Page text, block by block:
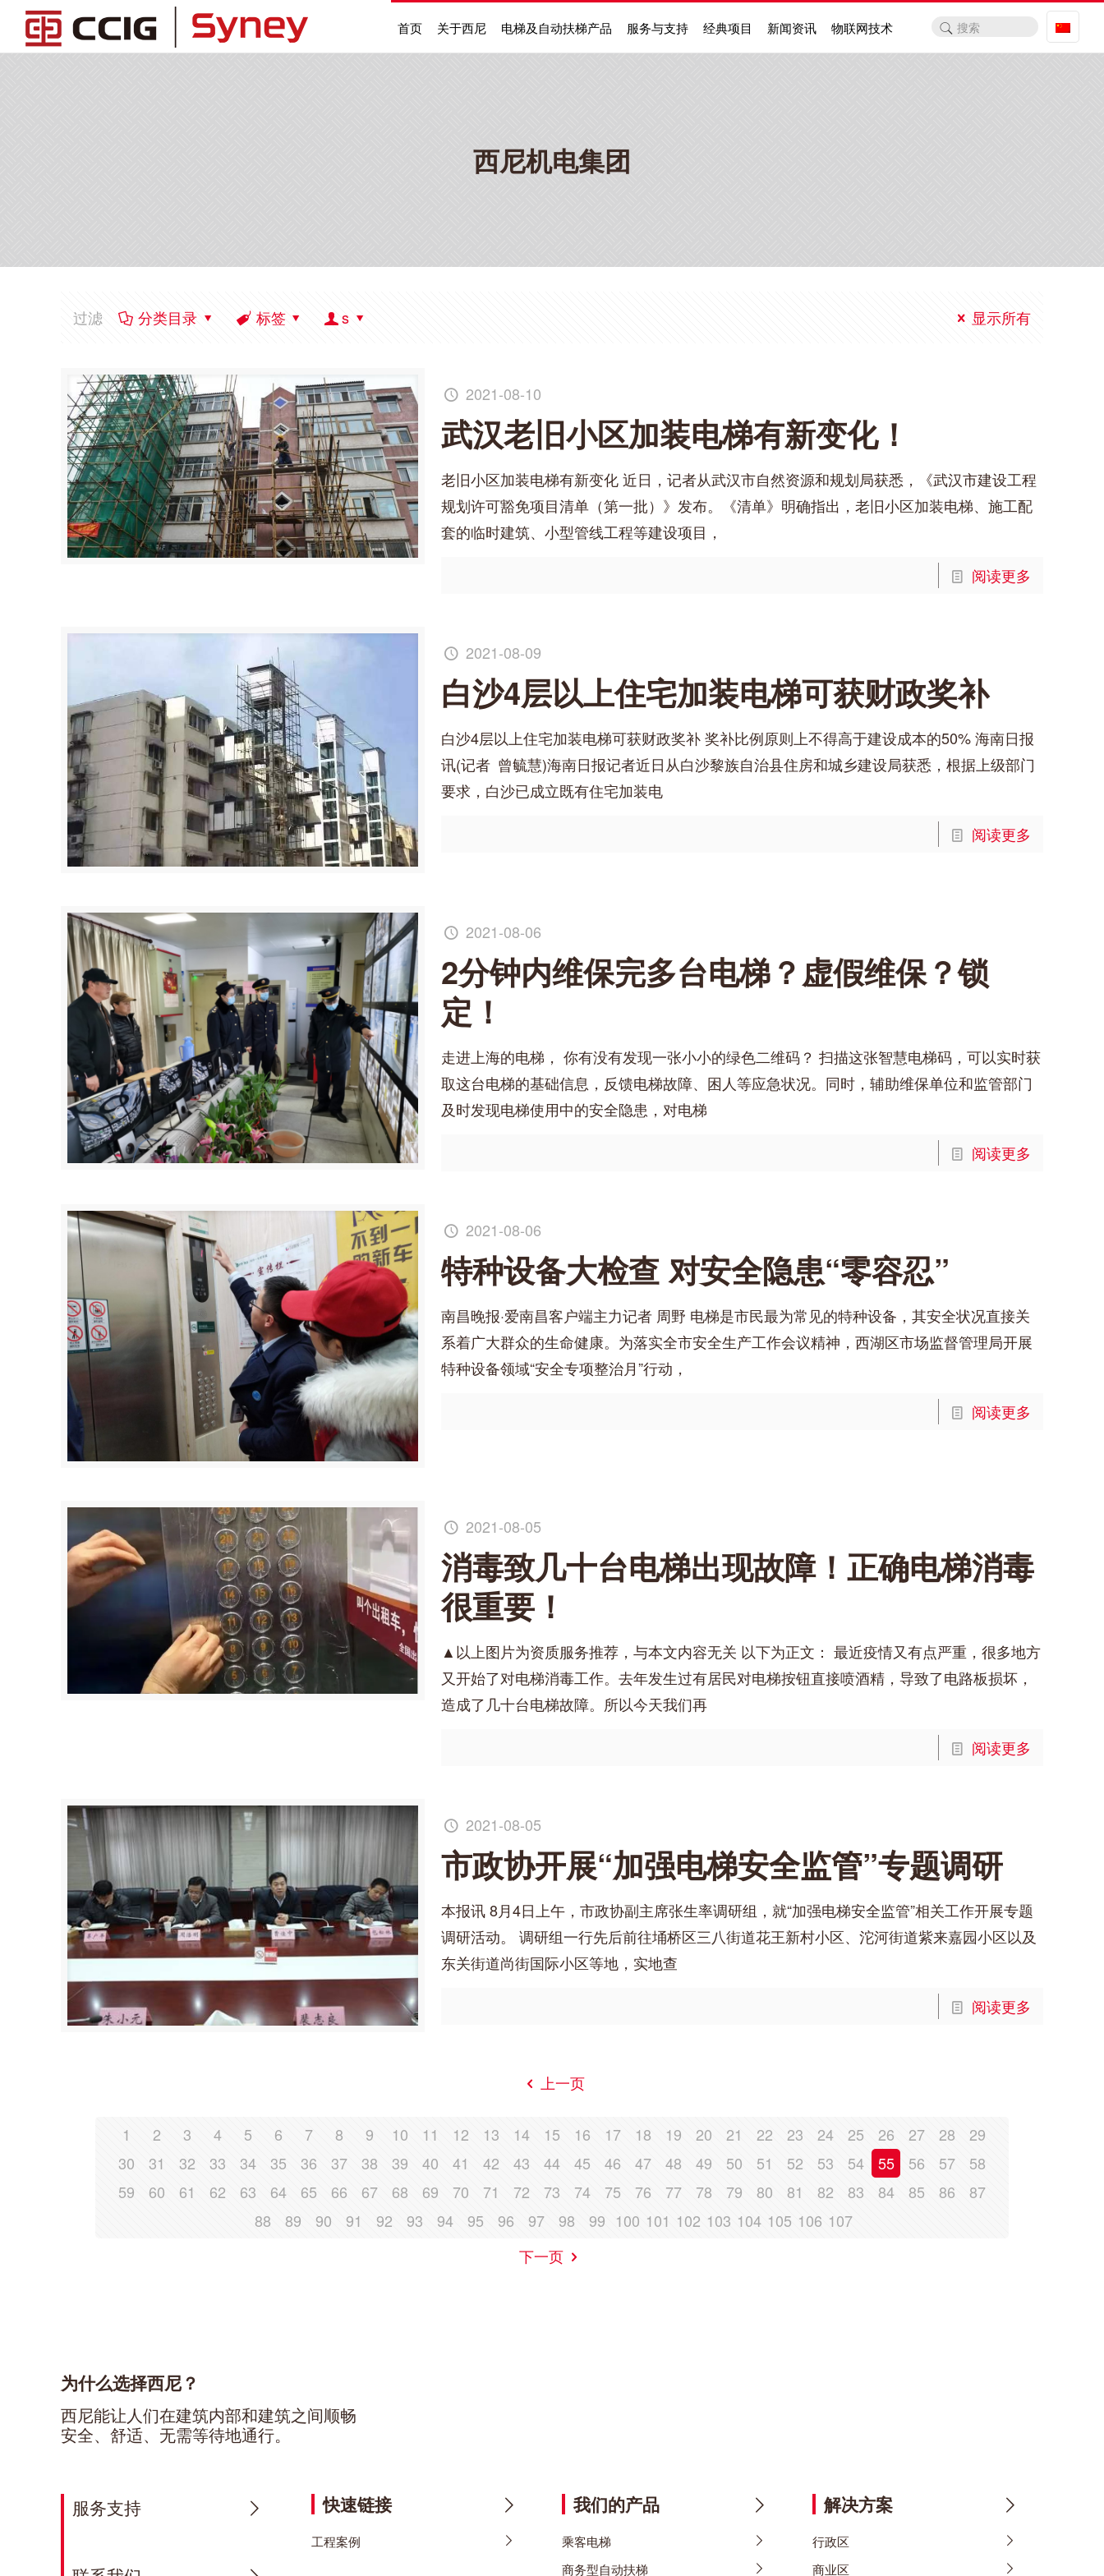
首页 关于西尼 电梯及自动扶梯产品 服务与支持 经典项目 新闻资讯 物联网技术
西尼机电集团
过滤 分类目录 标签 s 显示所有
2021-08-10
武汉老旧小区加装电梯有新变化！
老旧小区加装电梯有新变化 近日，记者从武汉市自然资源和规划局获悉，《武汉市建设工程
规划许可豁免项目清单（第一批）》发布。《清单》明确指出，老旧小区加装电梯、施工配
套的临时建筑、小型管线工程等建设项目，
阅读更多
2021-08-09
白沙4层以上住宅加装电梯可获财政奖补
白沙4层以上住宅加装电梯可获财政奖补 奖补比例原则上不得高于建设成本的50% 海南日报
讯(记者 曾毓慧)海南日报记者近日从白沙黎族自治县住房和城乡建设局获悉，根据上级部门
要求，白沙已成立既有住宅加装电
阅读更多
2021-08-06
2分钟内维保完多台电梯？虚假维保？锁
定！
走进上海的电梯， 你有没有发现一张小小的绿色二维码？ 扫描这张智慧电梯码，可以实时获
取这台电梯的基础信息，反馈电梯故障、困人等应急状况。同时，辅助维保单位和监管部门
及时发现电梯使用中的安全隐患，对电梯
阅读更多
2021-08-06
特种设备大检查 对安全隐患“零容忍”
南昌晚报·爱南昌客户端主力记者 周野 电梯是市民最为常见的特种设备，其安全状况直接关
系着广大群众的生命健康。为落实全市安全生产工作会议精神，西湖区市场监督管理局开展
特种设备领域“安全专项整治月”行动，
阅读更多
2021-08-05
消毒致几十台电梯出现故障！正确电梯消毒
很重要！
▲以上图片为资质服务推荐，与本文内容无关 以下为正文： 最近疫情又有点严重，很多地方
又开始了对电梯消毒工作。去年发生过有居民对电梯按钮直接喷酒精，导致了电路板损坏，
造成了几十台电梯故障。所以今天我们再
阅读更多
2021-08-05
市政协开展“加强电梯安全监管”专题调研
本报讯 8月4日上午，市政协副主席张生率调研组，就“加强电梯安全监管”相关工作开展专题
调研活动。 调研组一行先后前往埇桥区三八街道花王新村小区、沱河街道紫来嘉园小区以及
东关街道尚街国际小区等地，实地查
阅读更多
上一页
1 2 3 4 5 6 7 8 9 10 11 12 13 14 15 16 17 18 19 20 21 22 23 24 25 26 27 28
29
30
31 32 33 34 35 36 37 38 39 40 41 42 43 44 45 46 47 48 49 50 51 52 53 54 55 56 57
58
59
60 61 62 63 64 65 66 67 68 69 70 71 72 73 74 75 76 77 78 79 80 81 82 83 84 85 86
87
88
89 90 91 92 93 94 95 96 97 98 99 100 101 102 103 104 105 106 107
下一页
为什么选择西尼？
西尼能让人们在建筑内部和建筑之间顺畅
安全、舒适、无需等待地通行。
服务支持 快速链接
工程案例
我们的产品
乘客电梯
商务型自动扶梯
解决方案
行政区
商业区